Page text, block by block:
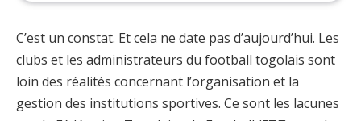
C’est un constat. Et cela ne date pas d’aujourd’hui. Les
clubs et les administrateurs du football togolais sont
loin des réalités concernant l’organisation et la
gestion des institutions sportives. Ce sont les lacunes